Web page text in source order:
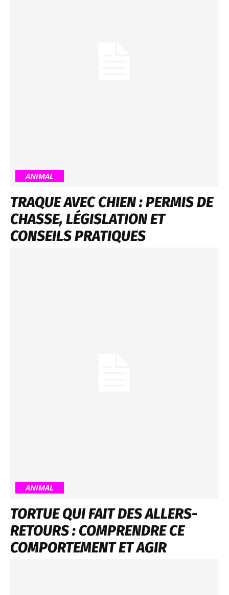
ANIMAL
TRAQUE AVEC CHIEN : PERMIS DE
CHASSE, LÉGISLATION ET
CONSEILS PRATIQUES
ANIMAL
TORTUE QUI FAIT DES ALLERS-
RETOURS : COMPRENDRE CE
COMPORTEMENT ET AGIR